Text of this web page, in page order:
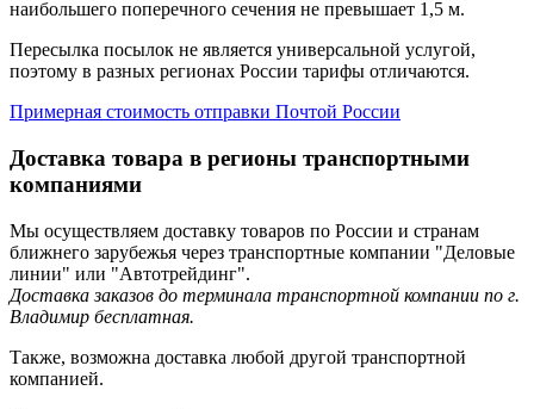
наибольшего поперечного сечения не превышает 1,5 м.
Пересылка посылок не является универсальной услугой,
поэтому в разных регионах России тарифы отличаются.
Примерная стоимость отправки Почтой России
Доставка товара в регионы транспортными
компаниями
Мы осуществляем доставку товаров по России и странам
ближнего зарубежья через транспортные компании "Деловые
линии" или "Автотрейдинг".
Доставка заказов до терминала транспортной компании по г.
Владимир бесплатная.
Также, возможна доставка любой другой транспортной
компанией.